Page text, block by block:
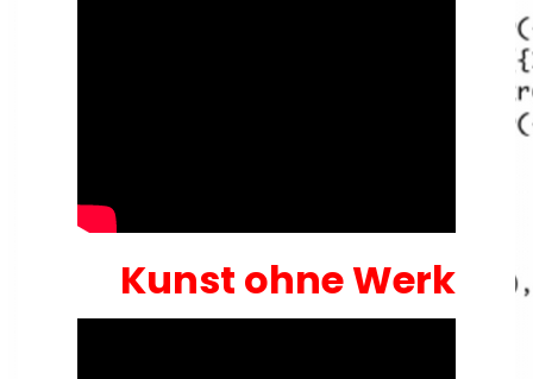
Kunst ohne Werk